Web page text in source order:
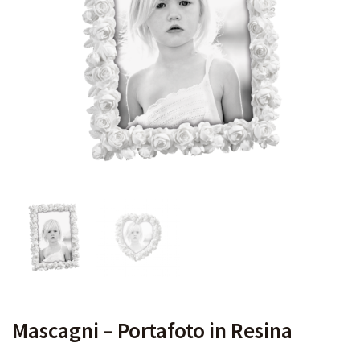
Mascagni – Portafoto in Resina